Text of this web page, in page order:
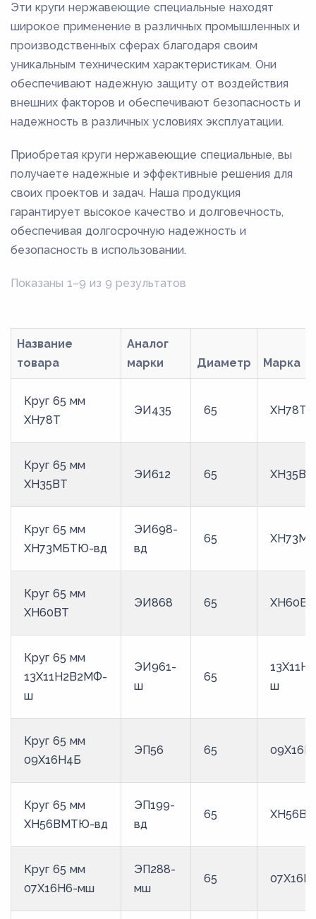
21
215
22
220
230
24
245
2,5
25
26
265
27
270
28
280
285
29
32
33
34
340
3,7
37
38
39
40
Эти круги нержавеющие специальные находят
широкое применение в различных промышленных и
производственных сферах благодаря своим
уникальным техническим характеристикам. Они
обеспечивают надежную защиту от воздействия
внешних факторов и обеспечивают безопасность и
надежность в различных условиях эксплуатации.
Приобретая круги нержавеющие специальные, вы
получаете надежные и эффективные решения для
своих проектов и задач. Наша продукция
гарантирует высокое качество и долговечность,
обеспечивая долгосрочную надежность и
безопасность в использовании.
Показаны 1–9 из 9 результатов
Название
товара
Аналог
марки
Диаметр Марка
Круг 65 мм
ХН78Т
ЭИ435 65 ХН78Т
Круг 65 мм
ХН35ВТ
ЭИ612 65 ХН35ВТ
Круг 65 мм
ХН73МБТЮ-вд
ЭИ698-
вд
65
Круг 65 мм
ХН60ВТ
ЭИ868 65 ХН60ВТ
Круг 65 мм
13Х11Н2В2МФ-
ш
ЭИ961-
ш
65
ш
Круг 65 мм
09Х16Н4Б
ЭП56 65
Круг 65 мм
ХН56ВМТЮ-вд
ЭП199-
вд
65
Круг 65 мм
07Х16Н6-мш
ЭП288-
мш
65